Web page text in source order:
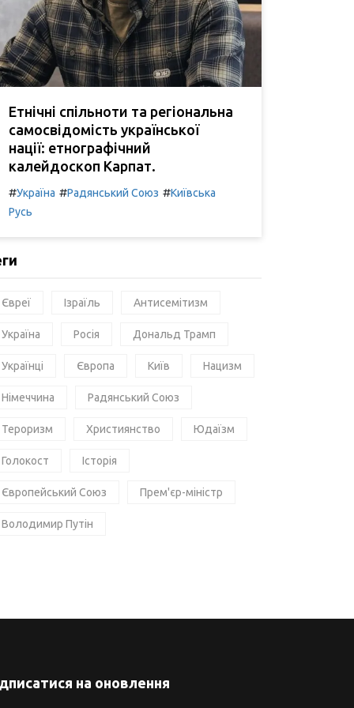
Етнічні спільноти та регіональна
самосвідомість української
нації: етнографічний
калейдоскоп Карпат.
#Україна #Радянський Союз #Київська
Русь
Євреї Ізраїль Антисемітизм
Україна Росія Дональд Трамп
Українці Європа Київ Нацизм
Німеччина Радянський Союз
Тероризм Християнство Юдаїзм
Голокост Історія
Європейський Союз Прем'єр-міністр
Володимир Путін
на оновлення